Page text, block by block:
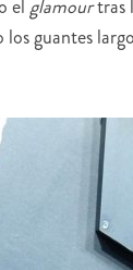
elglamourtras
los guantes